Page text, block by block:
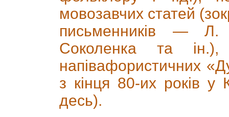
мовозавчих статей
письменників —
Соколенка та
напівафористичних
з кінця 80-их років у
десь).